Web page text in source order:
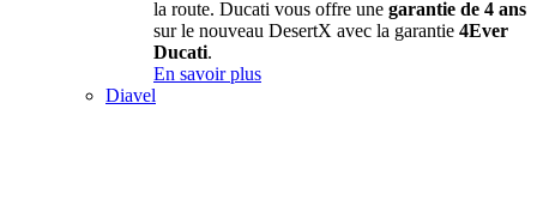
la route. Ducati vous offre une garantie de 4 ans
sur le nouveau DesertX avec la garantie 4Ever
Ducati.
En savoir plus
Diavel